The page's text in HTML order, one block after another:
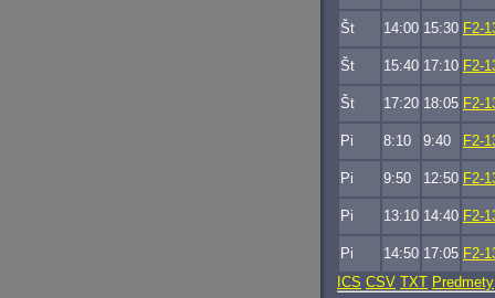
Št 14:00 15:30 F2-
Št 15:40 17:10 F2-
Št 17:20 18:05 F2-
Pi 8:10 9:40 F2-
Pi 9:50 12:50 F2-
Pi 13:10 14:40 F2-
Pi 14:50 17:05 F2-
ICS CSV TXT Predmety